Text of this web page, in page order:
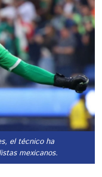
el técnico ha
mexicanos.